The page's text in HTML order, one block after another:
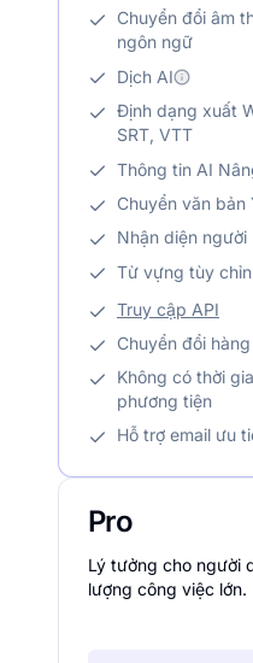
Chuyển đổi âm
ngôn ngữ
Dịch AI
Định dạng xuất
SRT, VTT
Thông tin AI
Chuyển văn bản
Nhận diện người
Từ vựng tùy
Truy cập API
Chuyển đổi
Không có thời
phương tiện
Hỗ trợ email ưu
Pro
Lý tưởng cho người
lượng công việc lớn.